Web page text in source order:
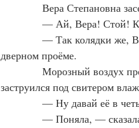
Вера Степановна
— Ай, Вера! Стой!
— Так колядки же,
дверном проёме.
Морозный воздух
заструился под свитером
— Ну давай её в
— Поняла, —